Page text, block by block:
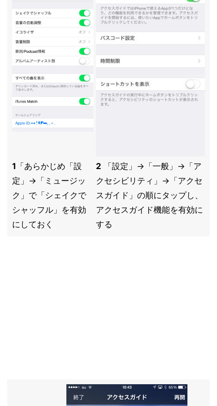
1 「あらかじめ「設
定」→「ミュージッ
ク」で「シェイクで
シャッフル」を有効
にしておく
2 「設定」→「一般」→「ア
クセシビリティ」→「アクセ
スガイド」の順にタップし、
アクセスガイド機能を有効に
する